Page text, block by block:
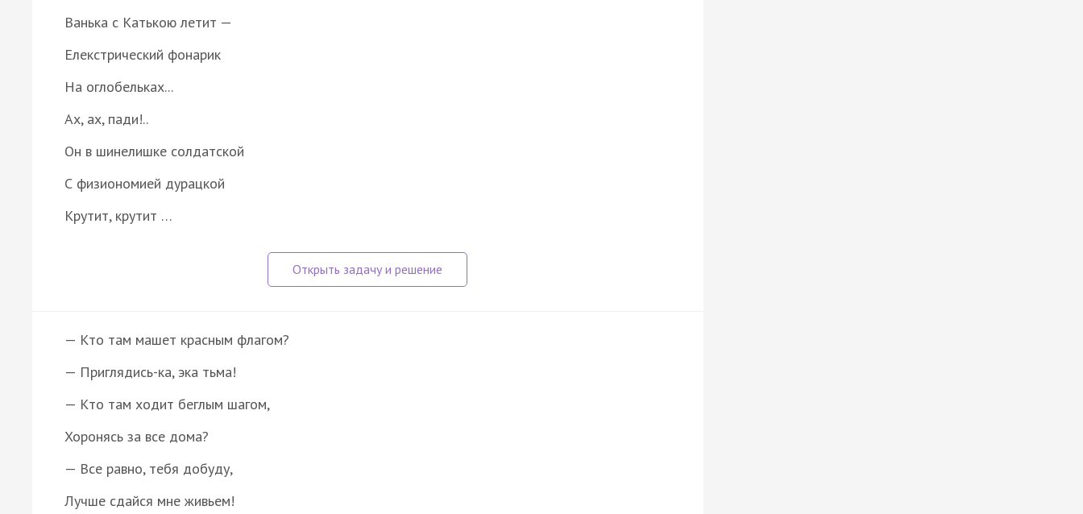
Ванька с Катькою летит —
Елекстрический фонарик
На оглобельках...
Ах, ах, пади!..
Он в шинелишке солдатской
С физиономией дурацкой
Крутит, крутит …
— Кто там машет красным флагом?
— Приглядись-ка, эка тьма!
— Кто там ходит беглым шагом,
Хоронясь за все дома?
— Все равно, тебя добуду,
Лучше сдайся мне живьем!